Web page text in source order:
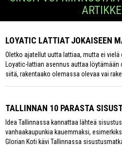
LOYATIC LATTIAT JOKAISEEN
Oletko ajatellut uutta lattiaa, mutta ei
Loyatic-lattian asennus auttaa löytämään
siitä, rakentaako olemassa olevaa vai
TALLINNAN 10 PARASTA
Idea Tallinnassa kannattaa lähteä
vanhaakaupunkia kauemmaksi,
Glorian Koti kävi Tallinnassa